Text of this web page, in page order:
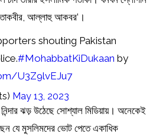
তাকবীর, আল্লাহু আকবর’।
shouting Pakistan
#MohabbatKiDukaan by
U3Z9lvEJu7
May 13, 2023
ঝড় উঠেছে সোশ্যাল মিডিয়ায়। অনেকেই
যে মুসলিমদের ভোট পেতে একাধিক